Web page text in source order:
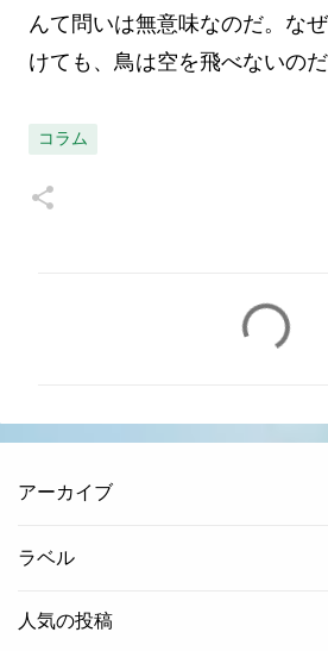
んて問いは無意味なのだ。な
けても、鳥は空を飛べないのだ
コラム
アーカイブ
ラベル
人気の投稿